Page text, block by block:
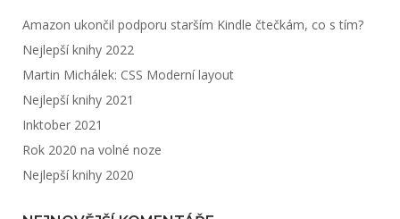
Amazon ukončil podporu starším Kindle čtečkám, co s tím?
Nejlepší knihy 2022
Martin Michálek: CSS Moderní layout
Nejlepší knihy 2021
Inktober 2021
Rok 2020 na volné noze
Nejlepší knihy 2020